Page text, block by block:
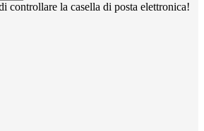
controllare la casella di posta elettronica!